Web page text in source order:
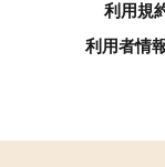
利用規
利用者情